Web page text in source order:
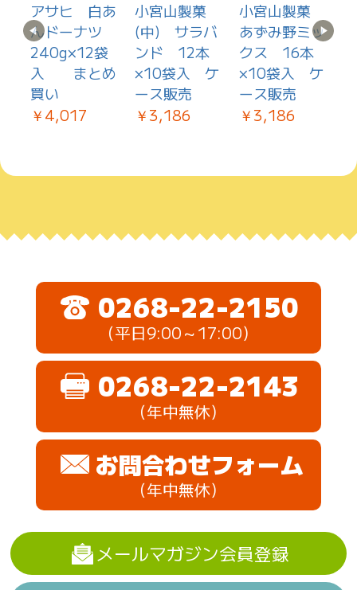
アサヒ 白あ
んドーナツ
240g×12袋
入 まとめ
買い
￥4,017
小宮山製菓
(中) サラバ
ンド 12本
×10袋入 ケ
ース販売
￥3,186
小宮山製菓
あずみ野ミッ
クス 16本
×10袋入 ケ
ース販売
￥3,186
0268-22-2150
（平日9:00～17:00）
0268-22-2143
（年中無休）
お問合わせフォーム
（年中無休）
メールマガジン会員登録